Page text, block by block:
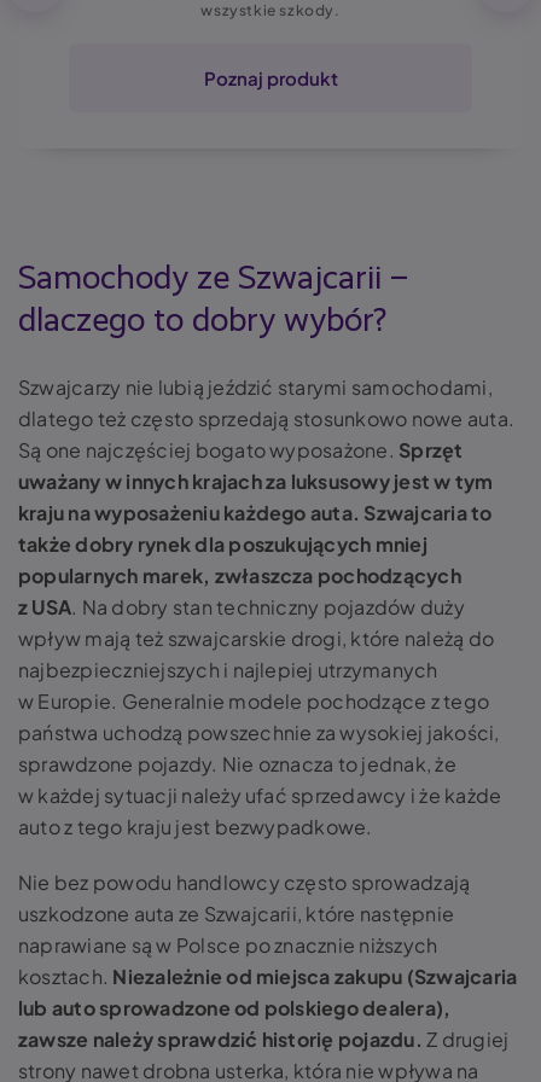
wszystkie szkody.
Poznaj produkt
Samochody ze Szwajcarii –
dlaczego to dobry wybór?
Szwajcarzy nie lubią jeździć starymi samochodami,
dlatego też często sprzedają stosunkowo nowe auta.
Są one najczęściej bogato wyposażone. Sprzęt
uważany w innych krajach za luksusowy jest w tym
kraju na wyposażeniu każdego auta. Szwajcaria to
także dobry rynek dla poszukujących mniej
popularnych marek, zwłaszcza pochodzących
z USA. Na dobry stan techniczny pojazdów duży
wpływ mają też szwajcarskie drogi, które należą do
najbezpieczniejszych i najlepiej utrzymanych
w Europie. Generalnie modele pochodzące z tego
państwa uchodzą powszechnie za wysokiej jakości,
sprawdzone pojazdy. Nie oznacza to jednak, że
w każdej sytuacji należy ufać sprzedawcy i że każde
auto z tego kraju jest bezwypadkowe.
Nie bez powodu handlowcy często sprowadzają
uszkodzone auta ze Szwajcarii, które następnie
naprawiane są w Polsce po znacznie niższych
kosztach. Niezależnie od miejsca zakupu (Szwajcaria
lub auto sprowadzone od polskiego dealera),
zawsze należy sprawdzić historię pojazdu. Z drugiej
strony nawet drobna usterka, która nie wpływa na